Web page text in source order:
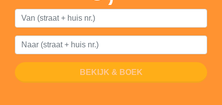
BEKIJK & BOEK